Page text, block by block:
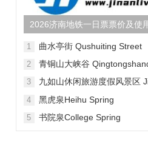
2026济南地铁一日票票价及使
1 曲水亭街 Qushuiting Street
2 青铜山大峡谷
3
九如山休闲旅游度假风景区
4 黑虎泉Heihu Spring
5 书院泉College Spring